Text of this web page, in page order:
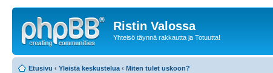
Ristin Valossa
Yhteisö täynnä rakkautta ja Totuutta!
Etusivu ‹ Yleistä keskustelua ‹ Miten tulet uskoon?